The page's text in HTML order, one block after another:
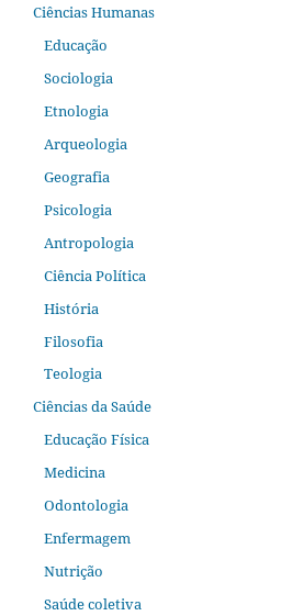
Ciências Humanas
Educação
Sociologia
Etnologia
Arqueologia
Geografia
Psicologia
Antropologia
Ciência Política
História
Filosofia
Teologia
Ciências da Saúde
Educação Física
Medicina
Odontologia
Enfermagem
Nutrição
Saúde coletiva